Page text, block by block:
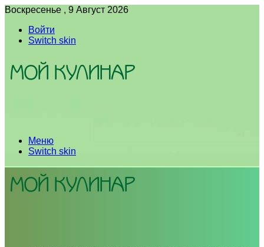
Воскресенье , 9 Август 2026
Войти
Switch skin
Меню
Switch skin